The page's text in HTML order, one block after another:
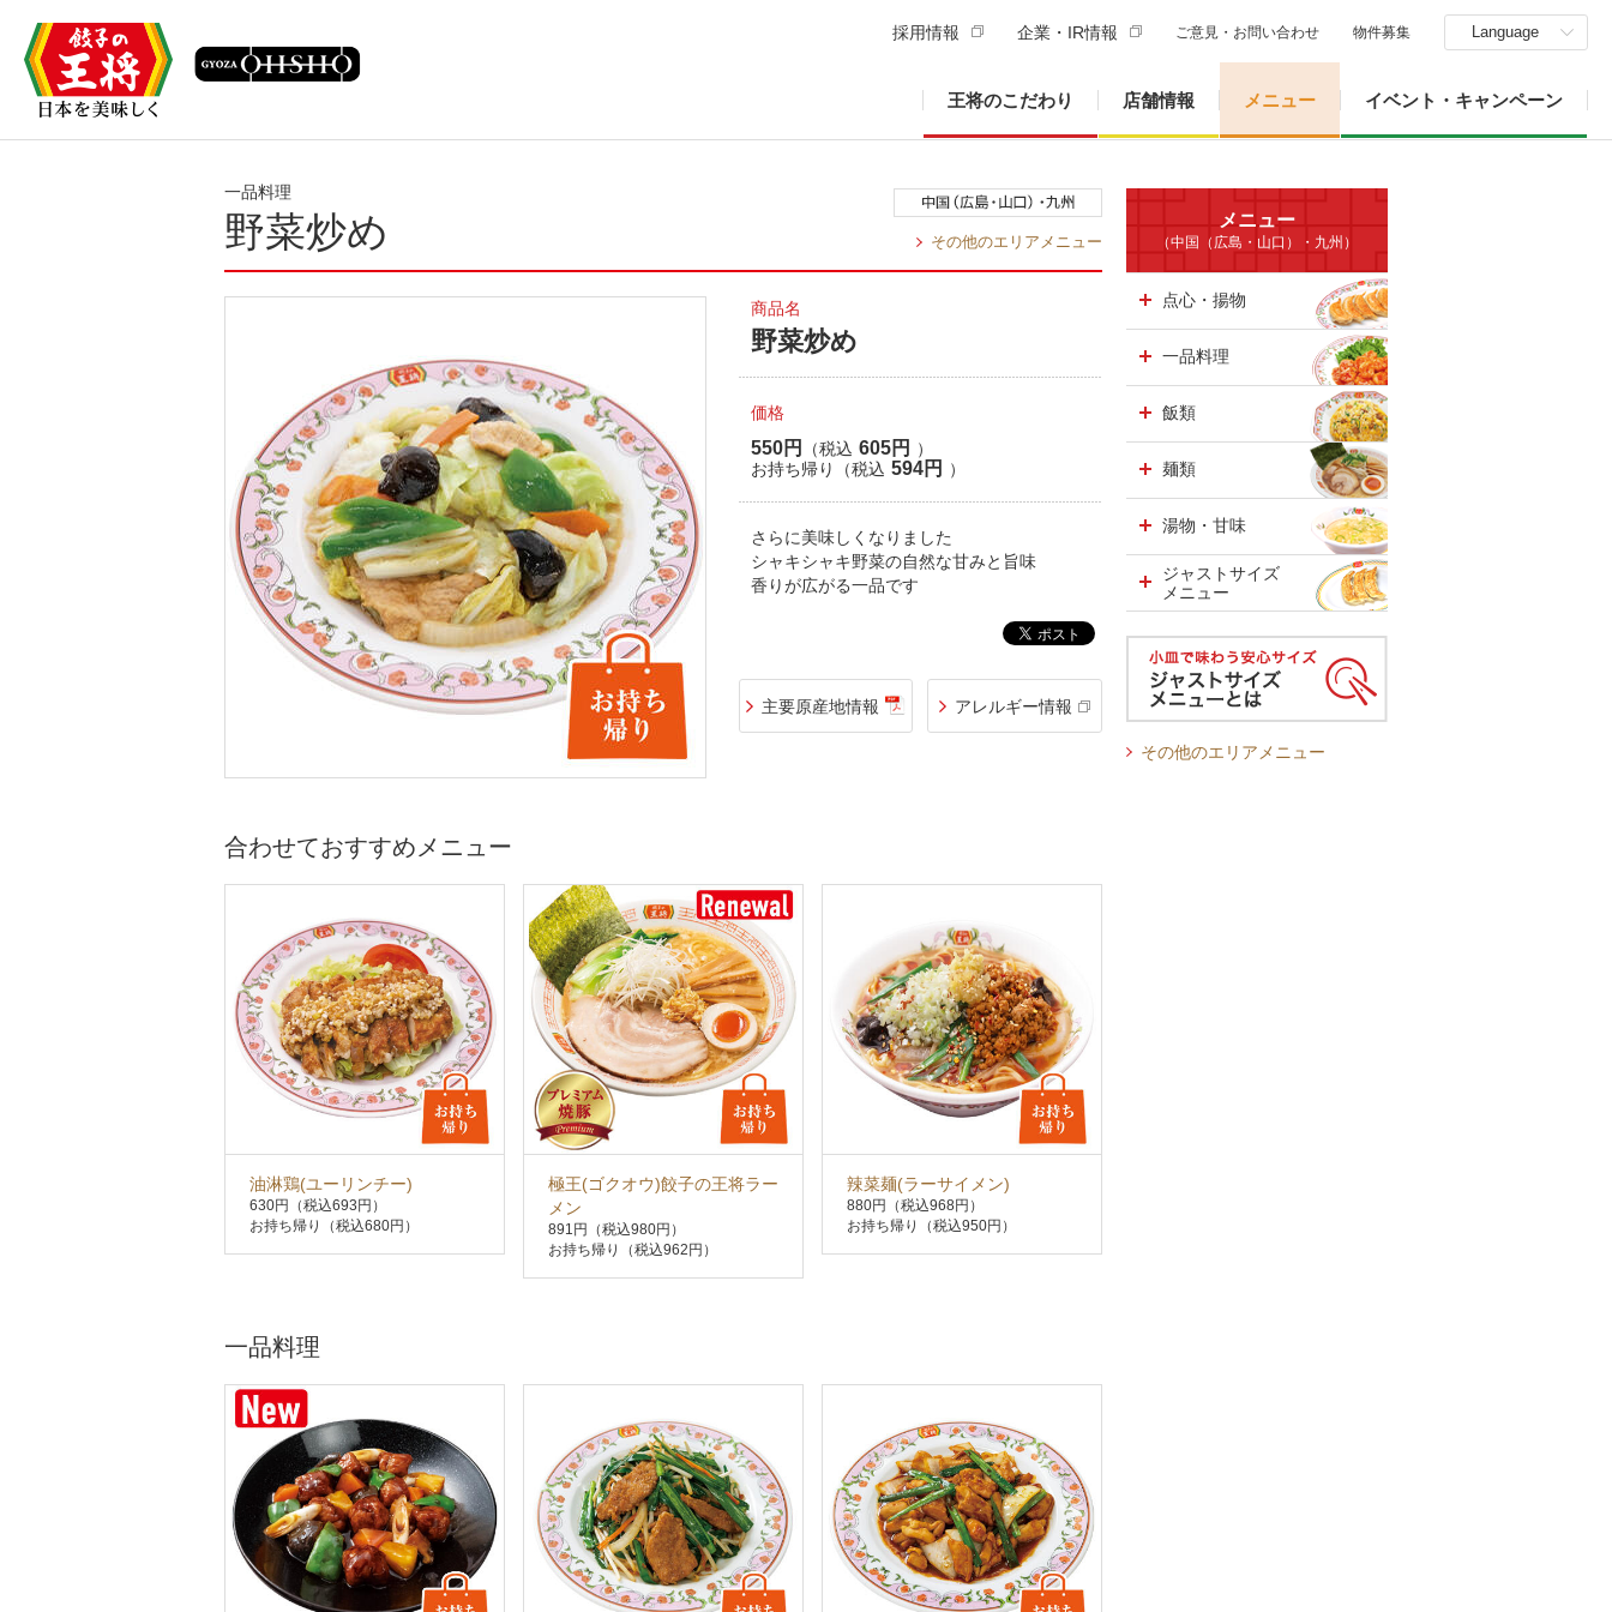
採用情報 企業・IR情報 ご意見・お問い合わせ 物件募集 Language
王将のこだわり 店舗情報 メニュー イベント・キャンペーン
野菜炒め その他のエリアメニュー
一品料理
商品名
野菜炒め
価格
550円 （税込 605円
）
お持ち帰り（税込 594円 ）
さらに美味しくなりました
シャキシャキ野菜の自然な甘みと旨味
香りが広がる一品です
主要原産地情報 アレルギー情報
合わせておすすめメニュー
油淋鶏(ユーリンチー)
630円
（税込693円）
お持ち帰り（税込680円）
極王(ゴクオウ)餃子の王将ラー
メン
891円
（税込980円）
お持ち帰り（税込962円）
辣菜麺(ラーサイメン)
880円
（税込968円）
お持ち帰り（税込950円）
一品料理
メニュー
（中国（広島・山口）・九州）
点心・揚物
一品料理
飯類
麺類
湯物・甘味
ジャストサイズ
メニュー
その他のエリアメニュー